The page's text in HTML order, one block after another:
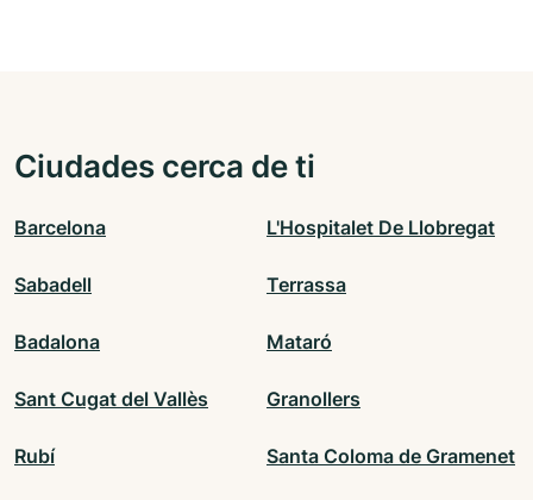
Ciudades cerca de ti
Barcelona L'Hospitalet De Llobregat
Sabadell Terrassa
Badalona Mataró
Sant Cugat del Vallès Granollers
Rubí Santa Coloma de Gramenet